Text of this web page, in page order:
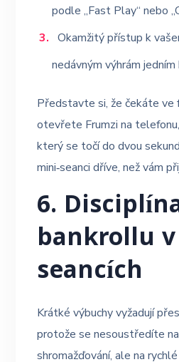
podle „Fast Play“ nebo
Okamžitý přístup k
nedávným výhrám
Představte si, že čekáte ve
otevřete Frumzi na
který se točí do dvou
mini‑seanci dříve, než vám
6.
bankrollu
seancích
Krátké výbuchy vyžadují
protože se nesoustředíte
shromažďování, ale na